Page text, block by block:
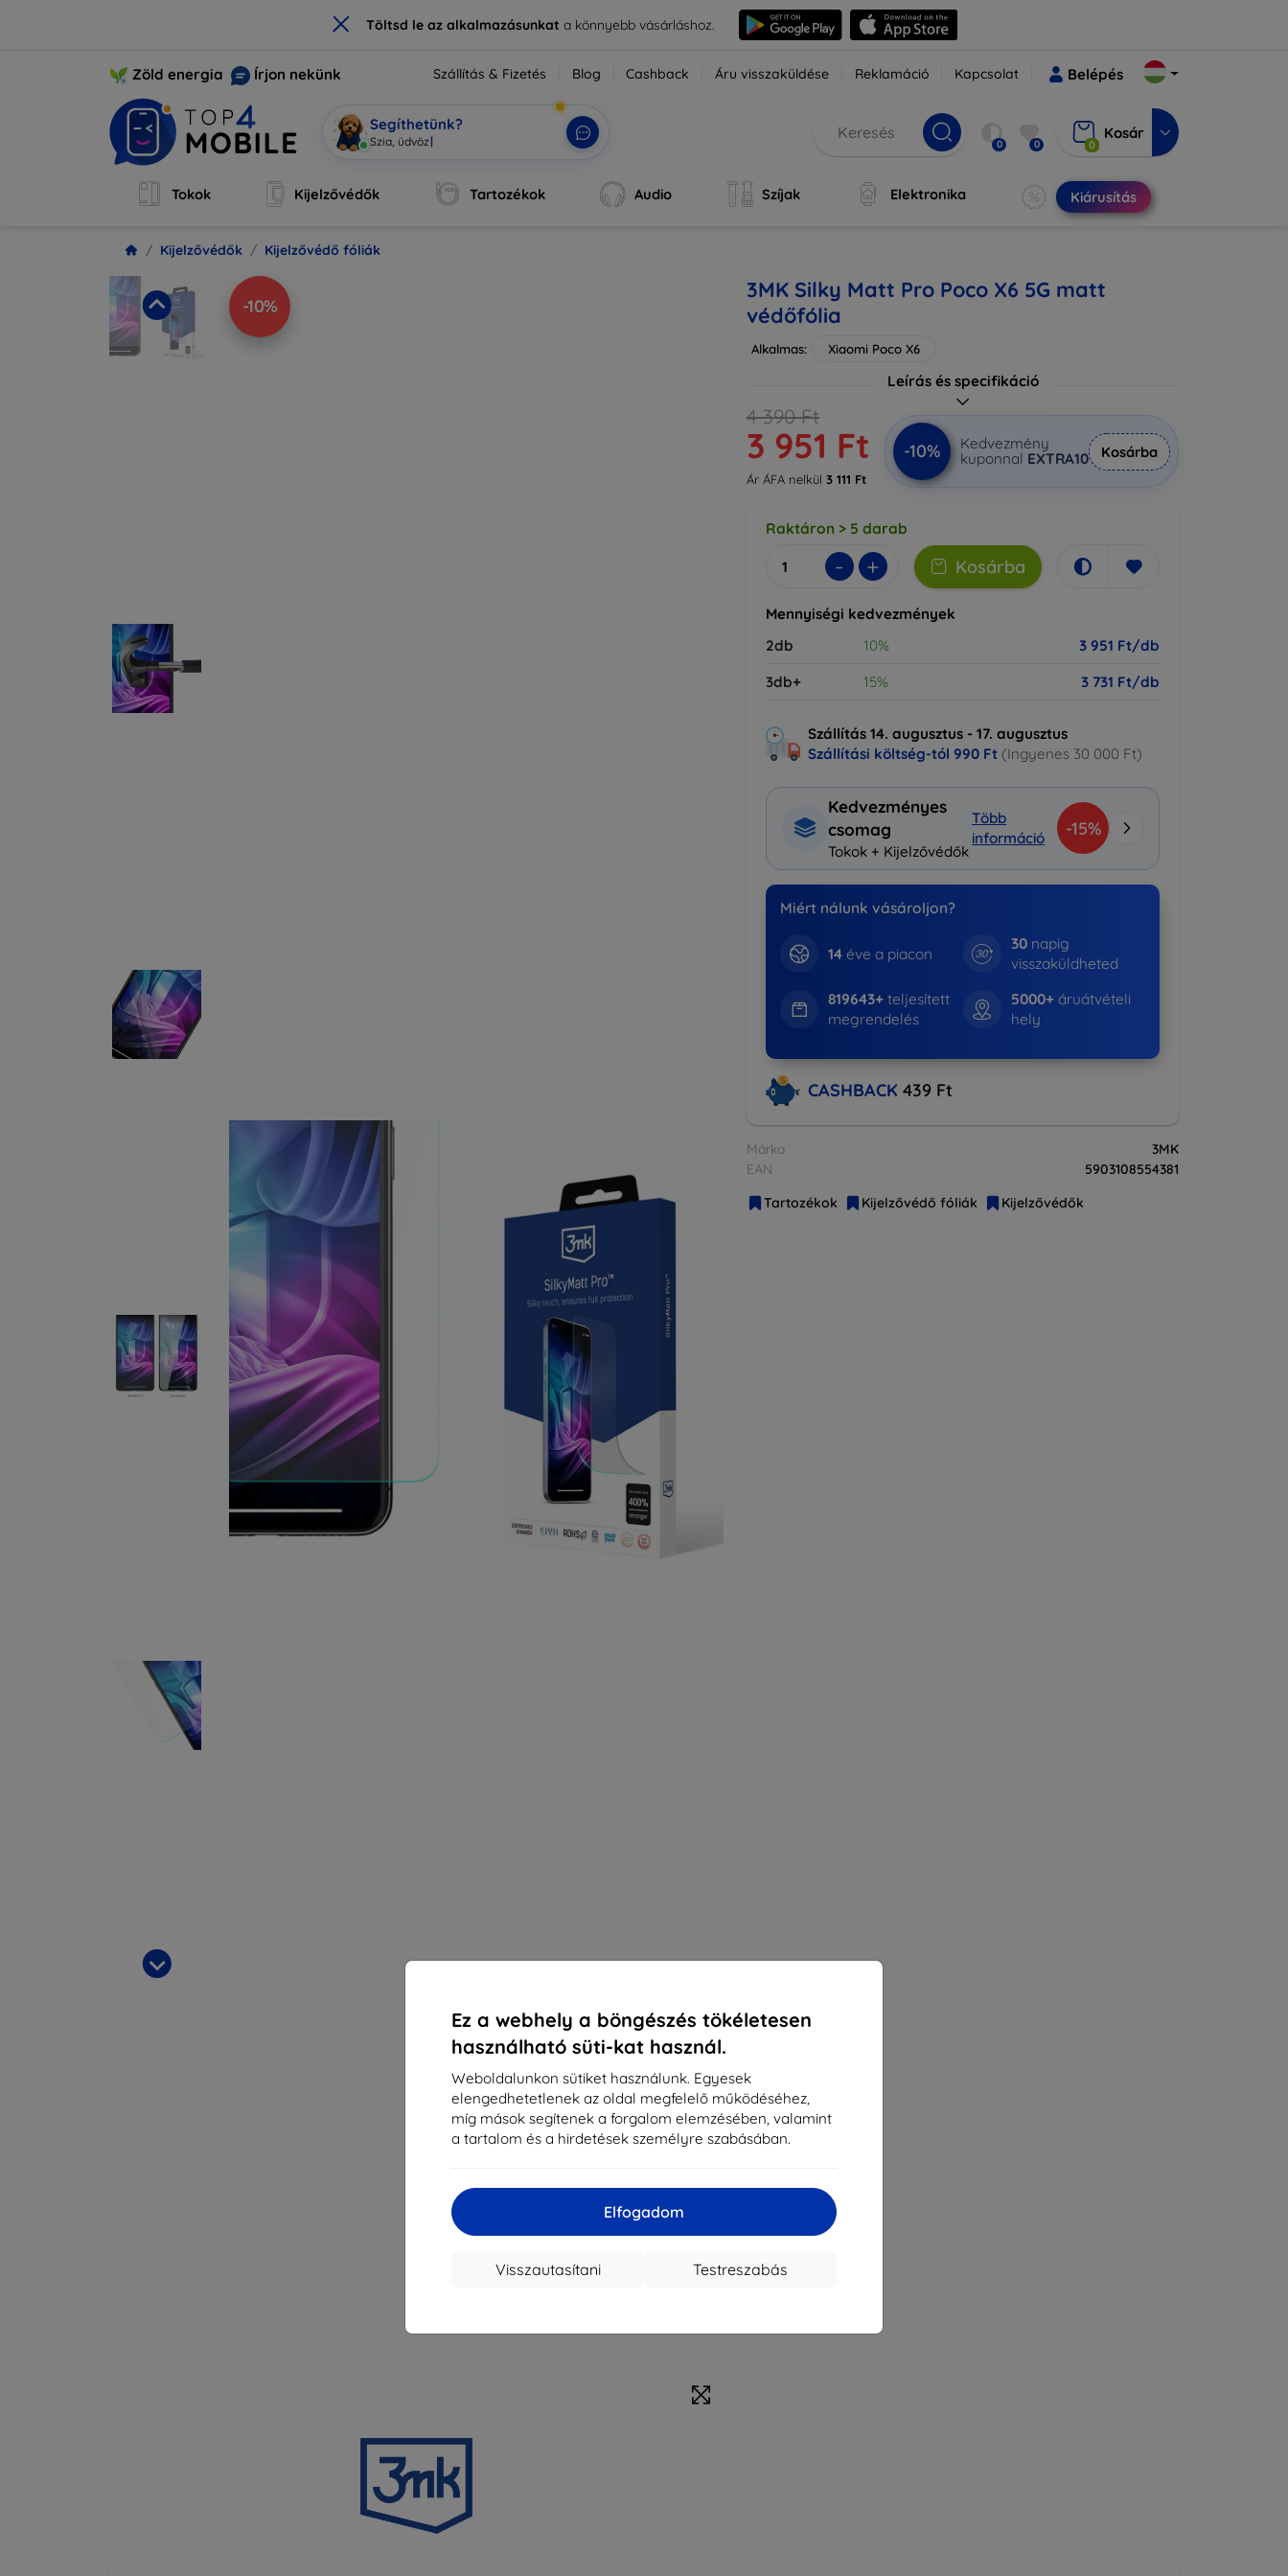
× Töltsd le az alkalmazásunkata könnyebb vásárláshoz.
Ez a webhely a böngészés tökéletesen
használható süti-kat használ.
Weboldalunkon sütiket használunk. Egyesek
elengedhetetlenek az oldal megfelelő működéséhez,
míg mások segítenek a forgalom elemzésében, valamint
a tartalom és a hirdetések személyre szabásában.
Elfogadom
Testreszabás
Visszautasítani
Zöld energia Írjon nekünk Szállítás & Fizetés Blog Cashback Áru visszaküldése Reklamáció Kapcsolat Belépés
Segíthetünk?
Mobi vagyok, 0 0 0
Kosár
Tokok Kijelzővédők Tartozékok Audio Szíjak Elektronika Kiárusítás
Kijelzővédők Kijelzővédő fóliák
-10%
3MK Silky Matt Pro Poco X6 5G matt
védőfólia
Alkalmas: Xiaomi Poco X6
Leírás és specifikáció
4 390 Ft
3 951 Ft
Ár ÁFA nelkül 3 111 Ft
-10%
Kedvezmény
kuponnal EXTRA10 Kosárba
Raktáron > 5 darab
- + Kosárba
Mennyiségi kedvezmények
2db
10%
3 951 Ft/db
3db+
15% 3 731 Ft/db
Szállítás 14. augusztus - 17. augusztus
Szállítási költség-tól 990 Ft (Ingyenes 30 000 Ft)
Kedvezményes
csomag
Tokok + Kijelzővédők
Több
információ
-15%
Miért nálunk vásároljon?
14éve a piacon
30napig
visszaküldheted
819643+teljesített
megrendelés
5000+áruátvételi
hely
CASHBACK 439 Ft
Márka
3MK
EAN
5903108554381
Tartozékok
Kijelzővédő fóliák Kijelzővédők